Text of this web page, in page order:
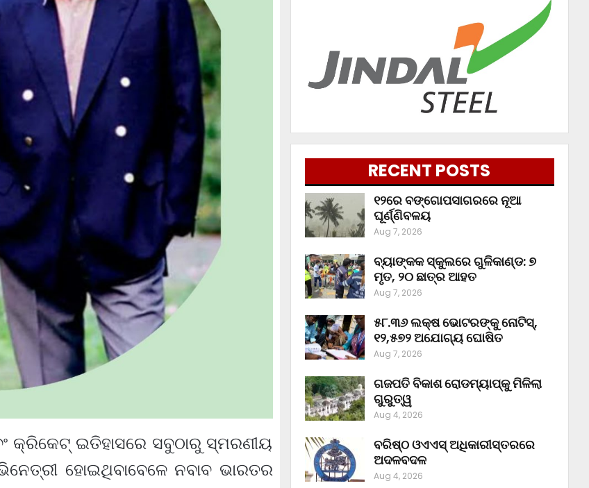
କ୍ରିକେଟ୍ ଇତିହାସରେ ସବୁଠାରୁ ସ୍ମରଣୀୟ
ହୋଇଥିବାବେଳେ ନବାବ ଭାରତର
RECENT POSTS
୧୨ରେ ବଙ୍ଗୋପସାଗରରେ ନୂଆ
ଘୂର୍ଣ୍ଣିବଳୟ
Aug 7, 2026
ବ୍ୟାଙ୍କକ ସ୍କୁଲରେ ଗୁଳିକାଣ୍ଡ: ୭
ମୃତ, ୨୦ ଛାତ୍ର ଆହତ
Aug 7, 2026
୫୮.୩୬ ଲକ୍ଷ ଭୋଟରଙ୍କୁ ନୋଟିସ୍‌,
୧୨,୫୭୨ ଅଯୋଗ୍ୟ ଘୋଷିତ
Aug 7, 2026
ଗଜପତି ବିକାଶ ରୋଡମ୍ୟାପ୍‌କୁ ମିଳିଲା
ଗୁରୁତ୍ୱ
Aug 4, 2026
ବରିଷ୍ଠ ଓଏଏସ୍‌ ଅଧିକାରୀସ୍ତରରେ
ଅଦଳବଦଳ
Aug 4, 2026